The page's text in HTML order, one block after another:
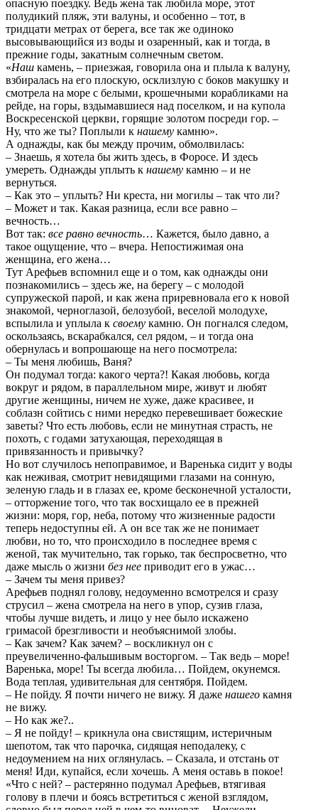
опасную поездку. Ведь жена так любила море, этот
полудикий пляж, эти валуны, и особенно – тот, в
тридцати метрах от берега, все так же одиноко
высовывающийся из воды и озаренный, как и тогда, в
прежние годы, закатным солнечным светом.
«Наш камень, – приезжая, говорила она и плыла к валуну,
взбиралась на его плоскую, осклизлую с боков макушку и
смотрела на море с белыми, крошечными корабликами на
рейде, на горы, вздымавшиеся над поселком, и на купола
Воскресенской церкви, горящие золотом посреди гор. –
Ну, что же ты? Поплыли к нашему камню».
А однажды, как бы между прочим, обмолвилась:
– Знаешь, я хотела бы жить здесь, в Форосе. И здесь
умереть. Однажды уплыть к нашему камню – и не
вернуться.
– Как это – уплыть? Ни креста, ни могилы – так что ли?
– Может и так. Какая разница, если все равно –
вечность…
Вот так: все равно вечность… Кажется, было давно, а
такое ощущение, что – вчера. Непостижимая она
женщина, его жена…
Тут Арефьев вспомнил еще и о том, как однажды они
познакомились – здесь же, на берегу – с молодой
супружеской парой, и как жена приревновала его к новой
знакомой, черноглазой, белозубой, веселой молодухе,
вспылила и уплыла к своему камню. Он погнался следом,
оскользаясь, вскарабкался, сел рядом, – и тогда она
обернулась и вопрошающе на него посмотрела:
– Ты меня любишь, Ваня?
Он подумал тогда: какого черта?! Какая любовь, когда
вокруг и рядом, в параллельном мире, живут и любят
другие женщины, ничем не хуже, даже красивее, и
соблазн сойтись с ними нередко перевешивает божеские
заветы? Что есть любовь, если не минутная страсть, не
похоть, с годами затухающая, переходящая в
привязанность и привычку?
Но вот случилось непоправимое, и Варенька сидит у воды
как неживая, смотрит невидящими глазами на сонную,
зеленую гладь и в глазах ее, кроме бесконечной усталости,
– отторжение того, что так восхищало ее в прежней
жизни: моря, гор, неба, потому что жизненные радости
теперь недоступны ей. А он все так же не понимает
любви, но то, что происходило в последнее время с
женой, так мучительно, так горько, так беспросветно, что
даже мысль о жизни без нее приводит его в ужас…
– Зачем ты меня привез?
Арефьев поднял голову, недоуменно всмотрелся и сразу
струсил – жена смотрела на него в упор, сузив глаза,
чтобы лучше видеть, и лицо у нее было искажено
гримасой брезгливости и необъяснимой злобы.
– Как зачем? Как зачем? – воскликнул он с
преувеличенно-фальшивым восторгом. – Так ведь – море!
Варенька, море! Ты всегда любила… Пойдем, окунемся.
Вода теплая, удивительная для сентября. Пойдем.
– Не пойду. Я почти ничего не вижу. Я даже нашего камня
не вижу.
– Но как же?..
– Я не пойду! – крикнула она свистящим, истеричным
шепотом, так что парочка, сидящая неподалеку, с
недоумением на них оглянулась. – Сказала, и отстань от
меня! Иди, купайся, если хочешь. А меня оставь в покое!
«Что с ней? – растерянно подумал Арефьев, втягивая
голову в плечи и боясь встретиться с женой взглядом,